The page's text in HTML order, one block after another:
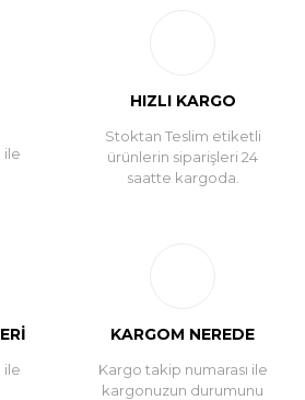
ile
HIZLI KARGO
Stoktan Teslim etiketli
ürünlerin siparişleri 24
saatte kargoda.
ile
KARGOM NEREDE
Kargo takip numarası ile
kargonuzun durumunu